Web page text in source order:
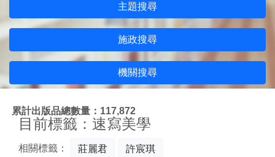
主題搜尋
施政搜尋
機關搜尋
累計出版品總數量：117,872
目前標籤：速寫美學
相關標籤： 莊麗君 許宸琪